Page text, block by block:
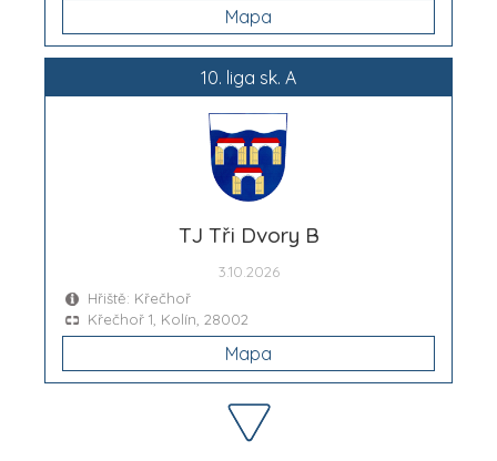
Mapa
10. liga sk. A
TJ Tři Dvory B
3.10.2026
Hřiště: Křečhoř
Křečhoř 1, Kolín, 28002
Mapa